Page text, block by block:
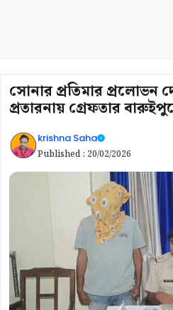
সোনার প্রতিমার প্রলোভন
প্রতারনায় গ্রেফতার
krishna Saha
Published : 20/02/2026